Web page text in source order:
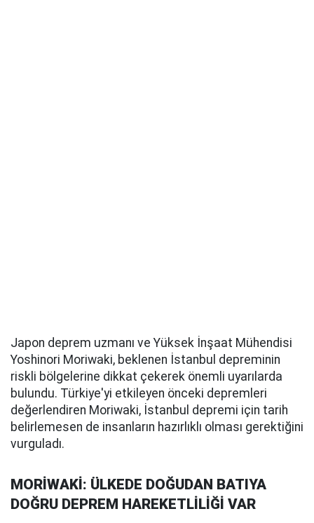
Japon deprem uzmanı ve Yüksek İnşaat Mühendisi
Yoshinori Moriwaki, beklenen İstanbul depreminin
riskli bölgelerine dikkat çekerek önemli uyarılarda
bulundu. Türkiye'yi etkileyen önceki depremleri
değerlendiren Moriwaki, İstanbul depremi için tarih
belirlemesen de insanların hazırlıklı olması gerektiğini
vurguladı.
MORİWAKİ: ÜLKEDE DOĞUDAN BATIYA
DOĞRU DEPREM HAREKETLİLİĞİ VAR